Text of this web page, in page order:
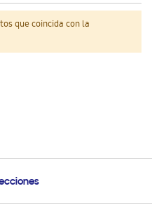
que coincida con la